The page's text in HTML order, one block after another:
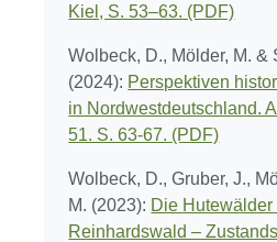
Kiel, S. 53–63. (PDF)
Wolbeck, D., Mölder, M. &
(2024): Perspektiven
in Nordwestdeutschland.
51. S. 63-67. (PDF)
Wolbeck, D., Gruber, J.,
M. (2023): Die Hutewälder
Reinhardswald –